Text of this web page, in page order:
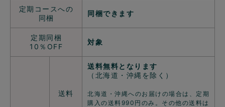
定期コースへの
同梱
同梱できます
定期同梱
10％OFF
対象
送料
送料無料となります
（北海道・沖縄を除く）
北海道・沖縄へのお届けの場合は、定期
購入の送料990円のみ。その他の送料は